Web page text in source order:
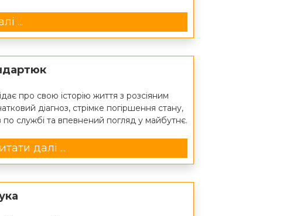
...
про свою історію життя з розсіяним
діагноз, стрімке погіршення стану,
по службі та впевнений погляд у майбутнє.
далі ...